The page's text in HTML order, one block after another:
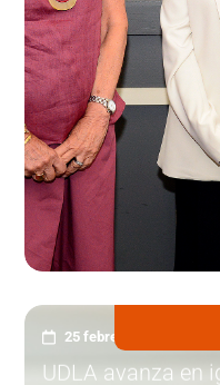
25 febrero, 2026
UDLA avanza en